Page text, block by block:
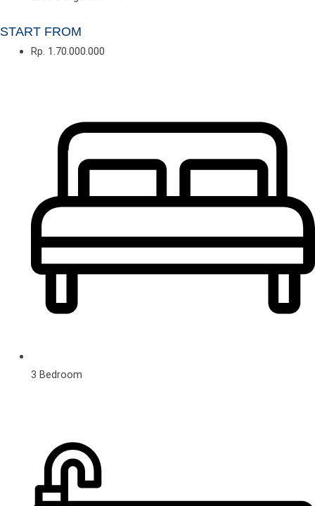
START FROM
Rp. 1.70.000.000
3 Bedroom